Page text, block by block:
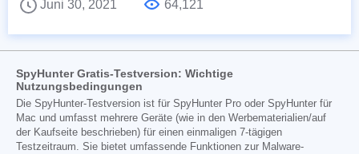
Juni 30, 2021
64,121
SpyHunter Gratis-Testversion: Wichtige
Nutzungsbedingungen
Die SpyHunter-Testversion ist für SpyHunter Pro oder SpyHunter für
Mac und umfasst mehrere Geräte (wie in den Werbematerialien/auf
der Kaufseite beschrieben) für einen einmaligen 7-tägigen
Testzeitraum. Sie bietet umfassende Funktionen zur Malware-